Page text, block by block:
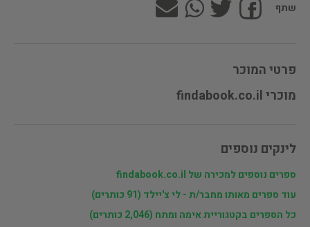
שתף
פרטי המוכר
מוכרי findabook.co.il
לינקים נוספים
ספרים נוספים למכירה של findabook.co.il
עוד ספרים מאותו מחבר/ת - לי צ'יילד (91 כותרים)
כל הספרים בקטגוריית אימה ומתח (2,046 כותרים)